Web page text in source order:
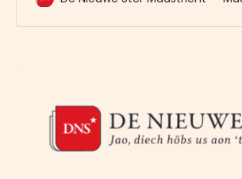
haalbaarheidsonderzoek moet